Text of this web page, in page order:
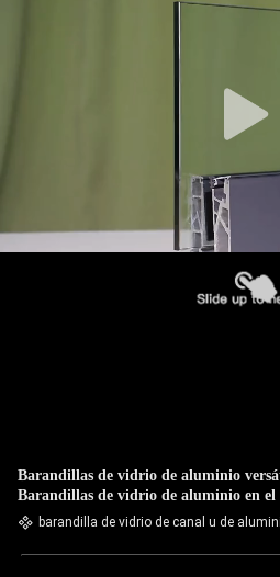
Barandillas de vidrio de aluminio
Barandillas de vidrio de aluminio en
barandilla de vidrio de canal u de